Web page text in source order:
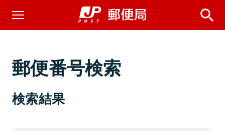
郵便番号検索
検索結果